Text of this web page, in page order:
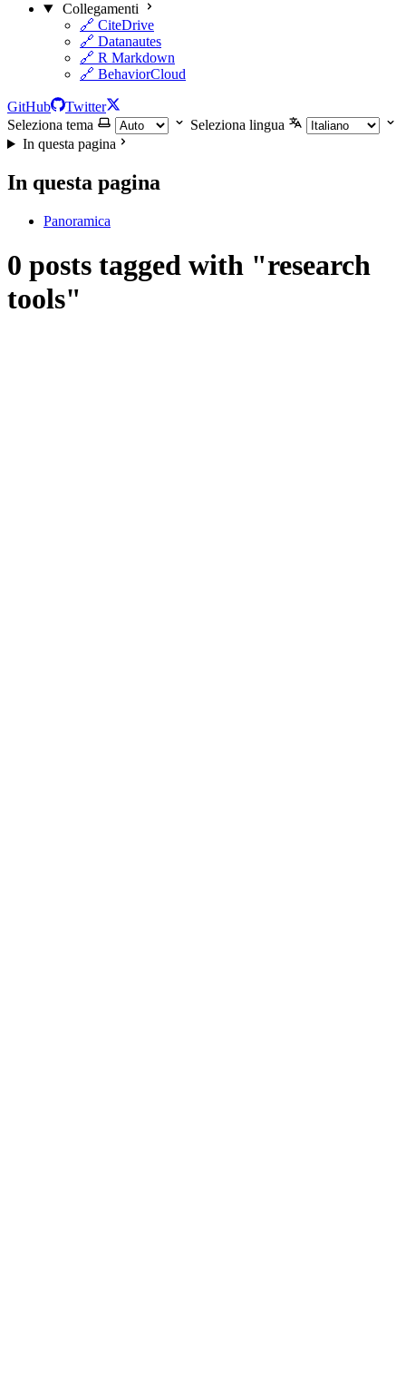
Collegamenti
🔗 CiteDrive
🔗 Datanautes
🔗 R Markdown
🔗 BehaviorCloud
GitHub
Twitter
Seleziona tema
Seleziona lingua
In questa pagina
In questa pagina
Panoramica
0 posts tagged with "research
tools"